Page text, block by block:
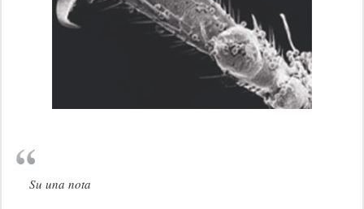
Su una nota